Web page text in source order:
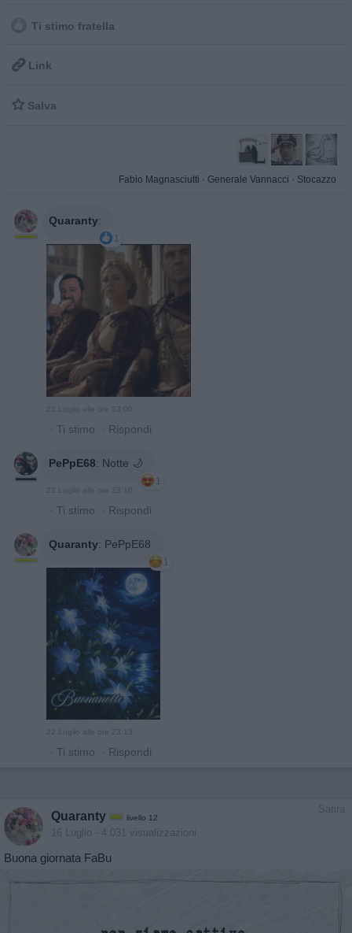
Ti stimo fratella
 Link
 Salva
Fabio Magnasciutti · Generale Vannacci · Stocazzo
Quaranty:
1
· Ti stimo · Rispondi
PePpE68: Notte 🌙
1
· Ti stimo · Rispondi
Quaranty: PePpE68
1
· Ti stimo · Rispondi
Satira
Quaranty livello 12
16 Luglio - 4.031 visualizzazioni
Buona giornata FaBu